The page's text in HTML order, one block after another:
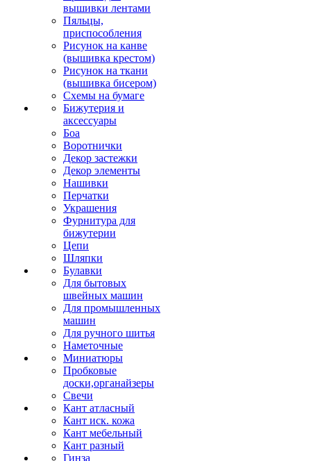
вышивки лентами
Пяльцы,
приспособления
Рисунок на канве
(вышивка крестом)
Рисунок на ткани
(вышивка бисером)
Схемы на бумаге
Бижутерия и
аксессуары
Боа
Воротнички
Декор застежки
Декор элементы
Нашивки
Перчатки
Украшения
Фурнитура для
бижутерии
Цепи
Шляпки
Булавки
Для бытовых
швейных машин
Для промышленных
машин
Для ручного шитья
Наметочные
Миниатюры
Пробковые
доски,органайзеры
Свечи
Кант атласный
Кант иск. кожа
Кант мебельный
Кант разный
Гинза